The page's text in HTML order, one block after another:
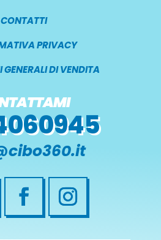
CONTATTI
PRIVACY
DI VENDITA